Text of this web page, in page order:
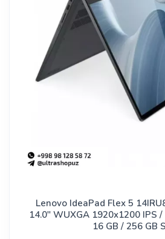
Lenovo IdeaPad Flex 5
14.0" WUXGA 1920x1200 IPS
16 GB / 256 GB